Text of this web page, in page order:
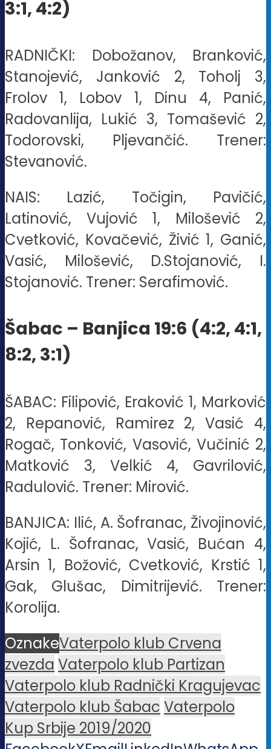
3:1, 4:2)
RADNIČKI: Dobožanov, Branković,
Stanojević, Janković 2, Toholj 3,
Frolov 1, Lobov 1, Dinu 4, Panić,
Radovanlija, Lukić 3, Tomašević 2,
Todorovski, Pljevančić. Trener:
Stevanović.
NAIS: Lazić, Točigin, Pavičić,
Latinović, Vujović 1, Milošević 2,
Cvetković, Kovačević, Živić 1, Ganić,
Vasić, Milošević, D.Stojanović, I.
Stojanović. Trener: Serafimović.
Šabac – Banjica 19:6 (4:2, 4:1,
8:2, 3:1)
ŠABAC: Filipović, Eraković 1, Marković
2, Repanović, Ramirez 2, Vasić 4,
Rogač, Tonković, Vasović, Vučinić 2,
Matković 3, Velkić 4, Gavrilović,
Radulović. Trener: Mirović.
BANJICA: Ilić, A. Šofranac, Živojinović,
Kojić, L. Šofranac, Vasić, Bućan 4,
Arsin 1, Božović, Cvetković, Krstić 1,
Gak, Glušac, Dimitrijević. Trener:
Korolija.
OznakeVaterpolo klub Crvena
zvezda Vaterpolo klub Partizan
Vaterpolo klub Radnički Kragujevac
Vaterpolo klub Šabac Vaterpolo
Kup Srbije 2019/2020